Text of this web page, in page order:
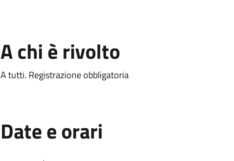
A chi è rivolto
A tutti. Registrazione obbligatoria
Date e orari